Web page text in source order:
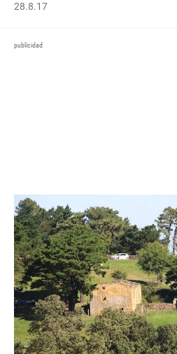
28.8.17
publicidad